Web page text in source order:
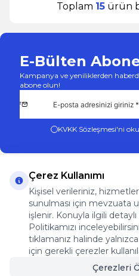
Toplam 15ürün
E-Bülten
Kampanya ve yeniliklerden
abone olun!
KVKK Sözleşmesi'ni
App StorePlay Store
FacebookInstagram
Önemli Bilgiler
Önemli Bilgiler
Hızlı Erişim
Çerez Kullanımı
Kişisel verileriniz,
sunulması için mevzuata
işlenir. Konuyla ilgili
Politikamızı
tıklamanız halinde
için gerekli çerezler
Çerezleri